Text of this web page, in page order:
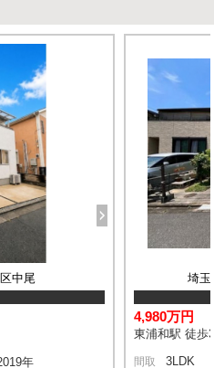
中尾
年
埼玉
4,980万円
東浦和駅 徒歩
間取 3LDK